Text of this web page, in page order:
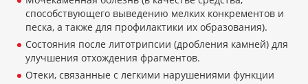
способствующего выведению мелких конкрементов и
песка, а также для профилактики их образования).
Состояния после литотрипсии (дробления камней) для
улучшения отхождения фрагментов.
Отеки, связанные с легкими нарушениями функции